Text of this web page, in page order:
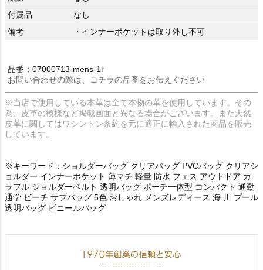
付属品
なし
備考
・インナーポケットは取り外し不可
品番：07000713-mens-1r
お問い合わせの際は、コチラの品番をお伝えください
※当店で使用している本革は全て本物の革を使用しています。その
為、皮革の模様など掲載画面と異なる場合がございます。また天然
皮革に関してはワシントン条約を元に適正に輸入された商品を販売
しています。
※キーワード：ショルダーバッグ クリアバッグ PVCバッグ クリアシ
ョルダー インナーポケット 薄マチ 軽量 防水 フェス アウトドア カ
ラフル ショルダーベルト 透明バッグ ポーチ一体型 コンパクト 通勤
通学 ビーチ サブバッグ 5色 おしゃれ メンズレディース 海 川 プール
透明バッグ ビニールバッグ